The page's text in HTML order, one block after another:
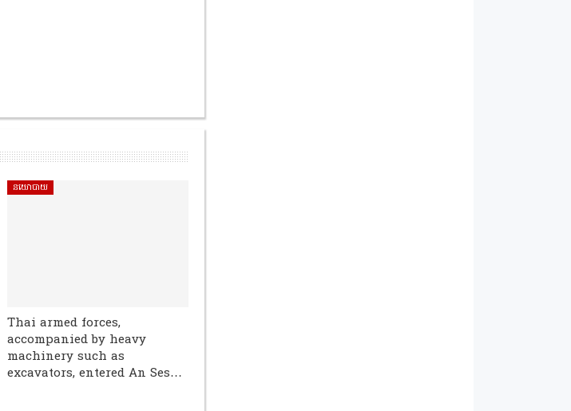
នយោបាយ
Thai armed forces,
accompanied by heavy
machinery such as
excavators, entered An Ses…